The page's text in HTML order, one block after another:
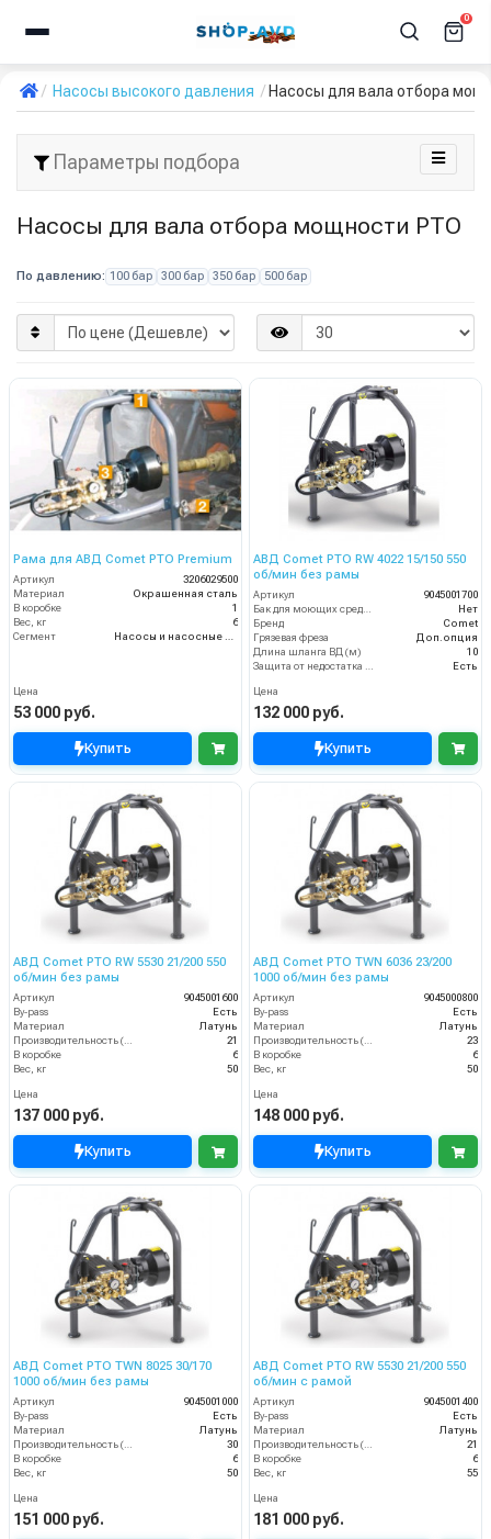
0
Насосы высокого давления Насосы для вала отбора
Параметры подбора
Насосы для вала отбора мощности PTO
По давлению: 100 бар 300 бар 350 бар 500 бар
Рама для АВД Comet PTO Premium
Артикул
3206029500
Материал
Окрашенная сталь
В коробке
1
Вес, кг
6
Сегмент
Цена
53 000 руб.
Купить
АВД Comet PTO RW 4022 15/150 550
об/мин без рамы
Артикул
9045001700
Нет
Бренд
Comet
Грязевая фреза
Доп.опция
Длина шланга ВД (м)
10
Есть
Цена
132 000 руб.
Купить
АВД Comet PTO RW 5530 21/200 550
об/мин без рамы
Артикул
9045001600
By-pass
Есть
Материал
Латунь
Производительность (л/мин)
21
В коробке
6
Вес, кг
50
Цена
137 000 руб.
Купить
АВД Comet PTO TWN 6036 23/200
1000 об/мин без рамы
Артикул
9045000800
By-pass
Есть
Материал
Латунь
Производительность (л/мин)
23
В коробке
6
Вес, кг
50
Цена
148 000 руб.
Купить
АВД Comet PTO TWN 8025 30/170
1000 об/мин без рамы
Артикул
9045001000
By-pass
Есть
Материал
Латунь
Производительность (л/мин)
30
В коробке
6
Вес, кг
50
Цена
151 000 руб.
АВД Comet PTO RW 5530 21/200 550
об/мин с рамой
Артикул
9045001400
By-pass
Есть
Материал
Латунь
Производительность (л/мин)
21
В коробке
6
Вес, кг
55
Цена
181 000 руб.